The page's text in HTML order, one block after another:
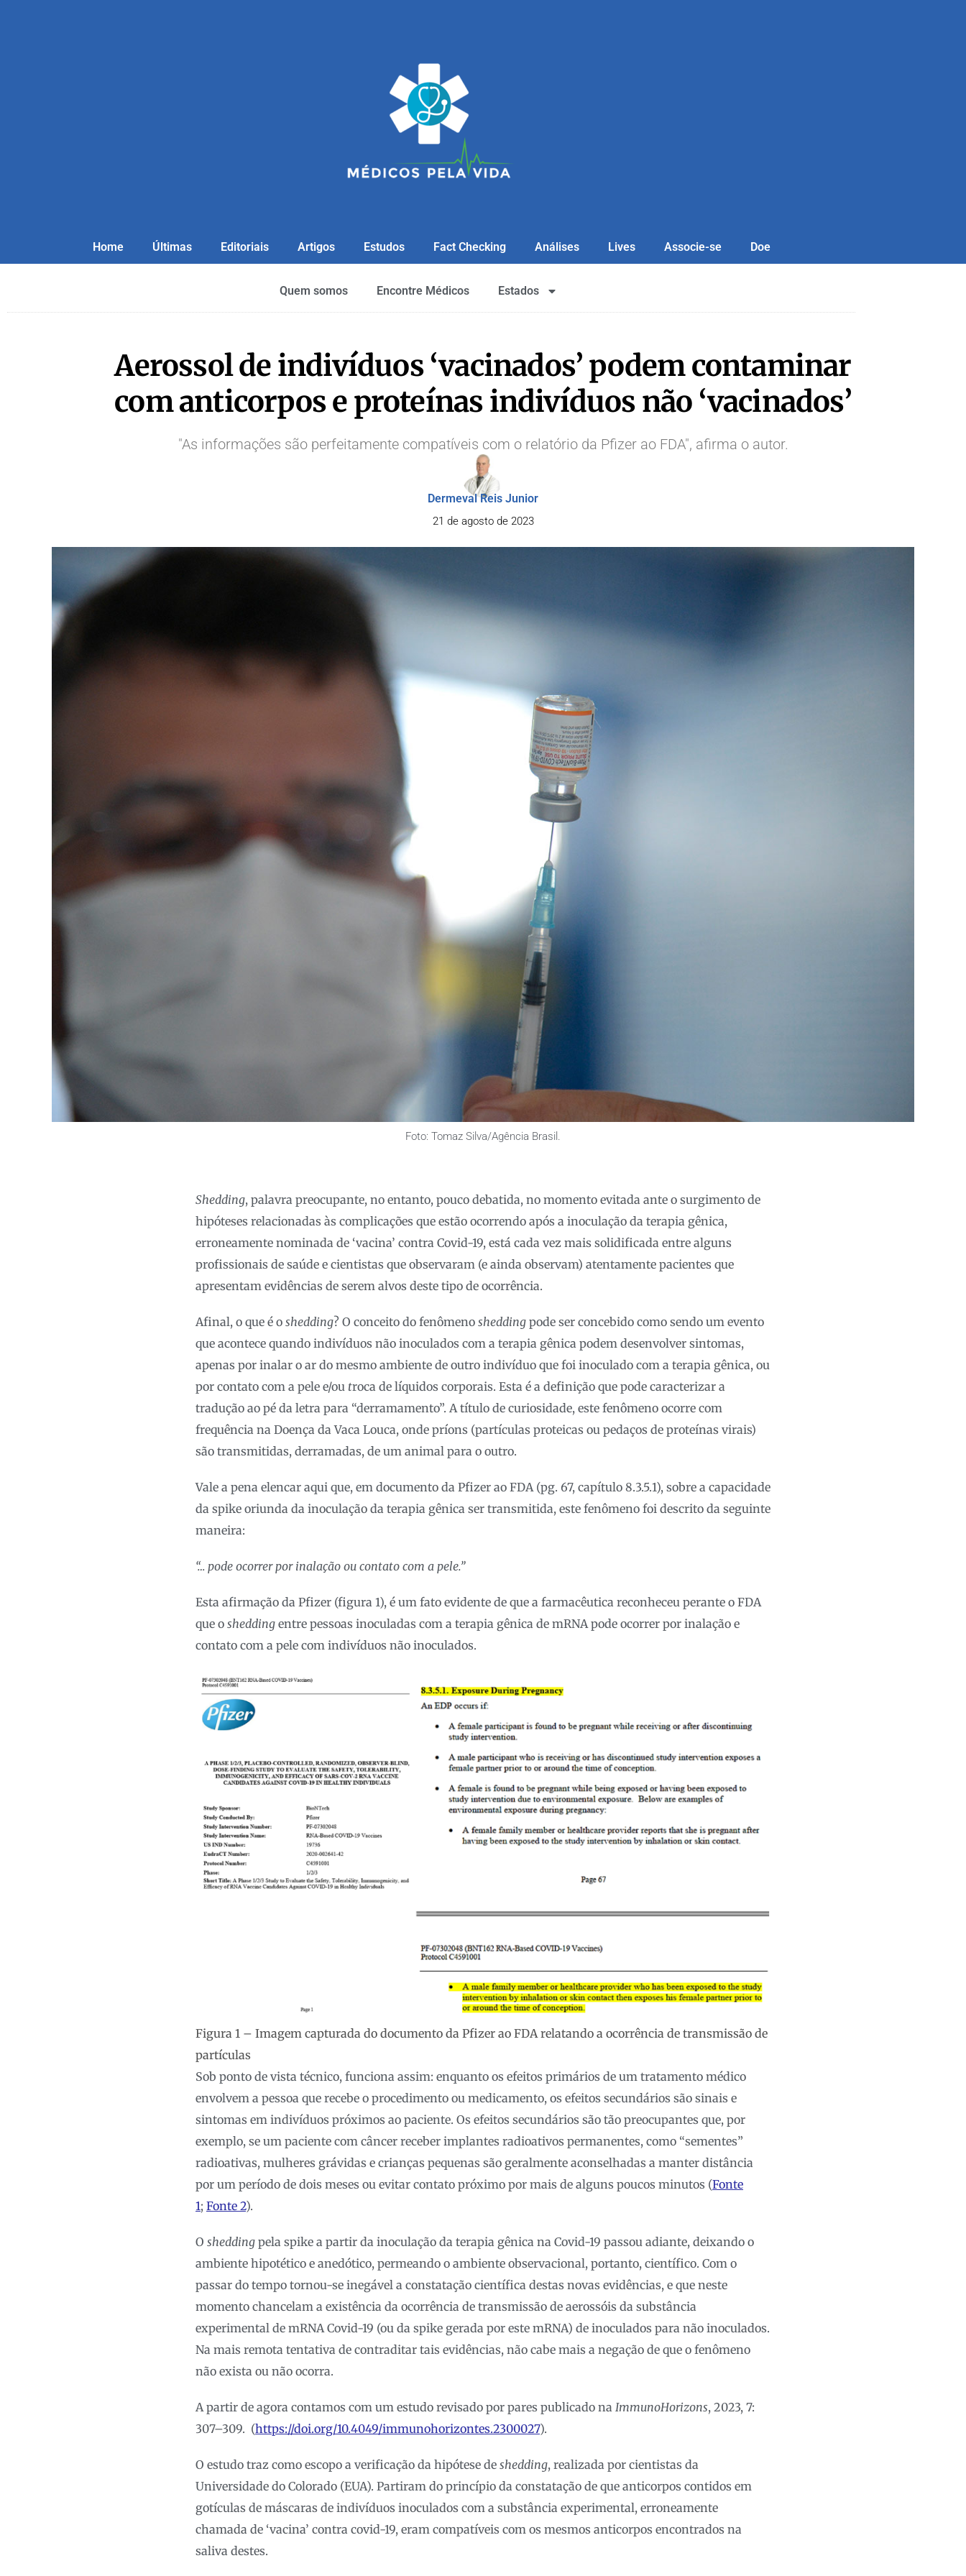
Home Últimas Editoriais Artigos Estudos Fact Checking Análises Lives Associe-se Doe
Quem somos Encontre Médicos Estados
Aerossol de indivíduos ‘vacinados’ podem contaminar
com anticorpos e proteínas indivíduos não ‘vacinados’
"As informações são perfeitamente compatíveis com o relatório da Pfizer ao FDA", afirma o autor.
Dermeval Reis Junior
21 de agosto de 2023
Foto: Tomaz Silva/Agência Brasil.
Shedding, palavra preocupante, no entanto, pouco debatida, no momento evitada ante o surgimento de
hipóteses relacionadas às complicações que estão ocorrendo após a inoculação da terapia gênica,
erroneamente nominada de ‘vacina’ contra Covid-19, está cada vez mais solidificada entre alguns
profissionais de saúde e cientistas que observaram (e ainda observam) atentamente pacientes que
apresentam evidências de serem alvos deste tipo de ocorrência.
Afinal, o que é o shedding? O conceito do fenômeno shedding pode ser concebido como sendo um evento
que acontece quando indivíduos não inoculados com a terapia gênica podem desenvolver sintomas,
apenas por inalar o ar do mesmo ambiente de outro indivíduo que foi inoculado com a terapia gênica, ou
por contato com a pele e/ou troca de líquidos corporais. Esta é a definição que pode caracterizar a
tradução ao pé da letra para “derramamento”. A título de curiosidade, este fenômeno ocorre com
frequência na Doença da Vaca Louca, onde príons (partículas proteicas ou pedaços de proteínas virais)
são transmitidas, derramadas, de um animal para o outro.
Vale a pena elencar aqui que, em documento da Pfizer ao FDA (pg. 67, capítulo 8.3.5.1), sobre a capacidade
da spike oriunda da inoculação da terapia gênica ser transmitida, este fenômeno foi descrito da seguinte
maneira:
“… pode ocorrer por inalação ou contato com a pele.”
Esta afirmação da Pfizer (figura 1), é um fato evidente de que a farmacêutica reconheceu perante o FDA
que o shedding entre pessoas inoculadas com a terapia gênica de mRNA pode ocorrer por inalação e
contato com a pele com indivíduos não inoculados.
Figura 1 – Imagem capturada do documento da Pfizer ao FDA relatando a ocorrência de transmissão de
partículas
Sob ponto de vista técnico, funciona assim: enquanto os efeitos primários de um tratamento médico
envolvem a pessoa que recebe o procedimento ou medicamento, os efeitos secundários são sinais e
sintomas em indivíduos próximos ao paciente. Os efeitos secundários são tão preocupantes que, por
exemplo, se um paciente com câncer receber implantes radioativos permanentes, como “sementes”
radioativas, mulheres grávidas e crianças pequenas são geralmente aconselhadas a manter distância
por um período de dois meses ou evitar contato próximo por mais de alguns poucos minutos (Fonte
1; Fonte 2).
O shedding pela spike a partir da inoculação da terapia gênica na Covid-19 passou adiante, deixando o
ambiente hipotético e anedótico, permeando o ambiente observacional, portanto, científico. Com o
passar do tempo tornou-se inegável a constatação científica destas novas evidências, e que neste
momento chancelam a existência da ocorrência de transmissão de aerossóis da substância
experimental de mRNA Covid-19 (ou da spike gerada por este mRNA) de inoculados para não inoculados.
Na mais remota tentativa de contraditar tais evidências, não cabe mais a negação de que o fenômeno
não exista ou não ocorra.
A partir de agora contamos com um estudo revisado por pares publicado na ImmunoHorizons, 2023, 7:
307–309. (https://doi.org/10.4049/immunohorizontes.2300027).
O estudo traz como escopo a verificação da hipótese de shedding, realizada por cientistas da
Universidade do Colorado (EUA). Partiram do princípio da constatação de que anticorpos contidos em
gotículas de máscaras de indivíduos inoculados com a substância experimental, erroneamente
chamada de ‘vacina’ contra covid-19, eram compatíveis com os mesmos anticorpos encontrados na
saliva destes.